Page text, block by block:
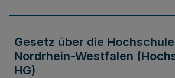
Gesetz über die
Nordrhein-Westfalen
HG)